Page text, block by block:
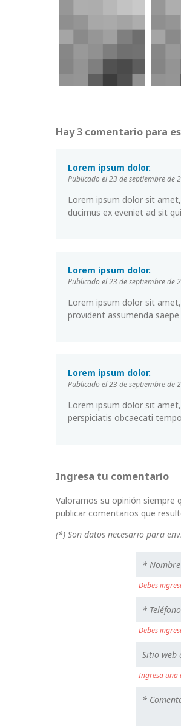
Hay 3 comentario para
Lorem ipsum dolor.
Publicado el 23 de septiembre de
Lorem ipsum dolor sit
ducimus ex eveniet ad sit
Lorem ipsum dolor.
Publicado el 23 de septiembre de
Lorem ipsum dolor sit
provident assumenda
Lorem ipsum dolor.
Publicado el 23 de septiembre de
Lorem ipsum dolor sit
perspiciatis obcaecati
Ingresa tu comentario
Valoramos su opinión siempre
publicar comentarios que
(*) Son datos necesario para
Debes
Debes
Ingresa una